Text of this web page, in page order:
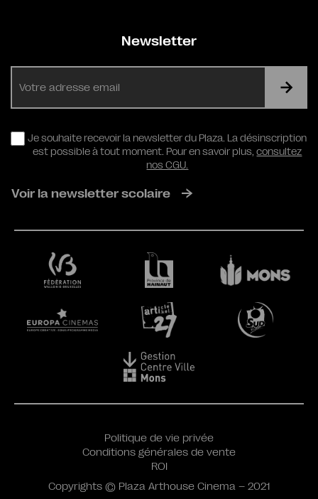
Newsletter
RGPD
Je souhaite recevoir la newsletter du Plaza. La désinscription
est possible à tout moment. Pour en savoir plus,consultez
nos CGU.
Voir la newsletter scolaire
Politique de vie privée
Conditions générales de vente
ROI
Copyrights © Plaza Arthouse Cinema – 2021